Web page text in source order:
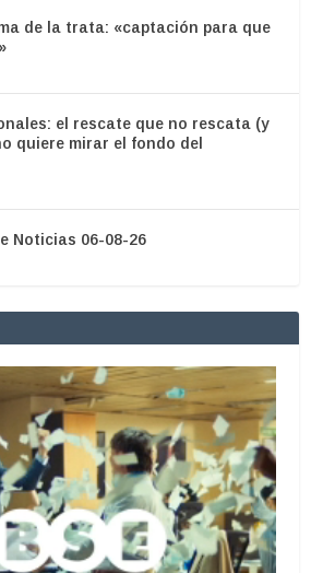
de la trata: «captación para que
el rescate que no rescata (y
quiere mirar el fondo del
Noticias 06-08-26